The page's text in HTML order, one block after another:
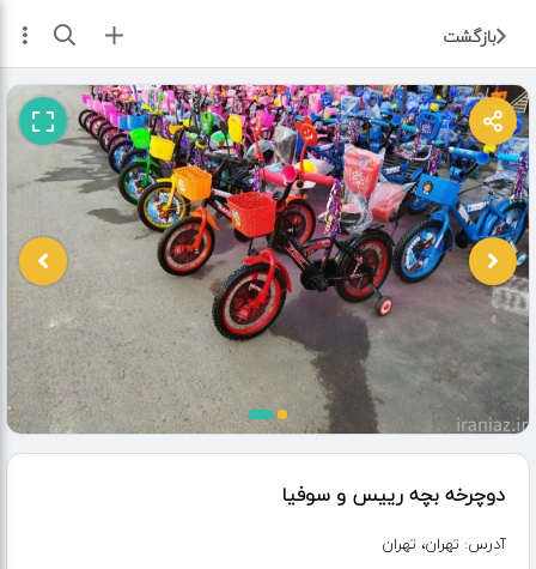
بازگشت ثبت آگهی
دوچرخه بچه رییس و سوفیا
آدرس: تهران، تهران